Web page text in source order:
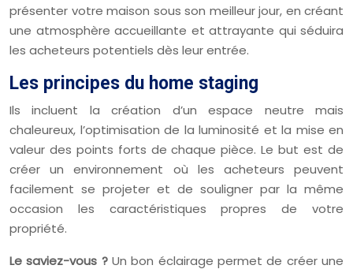
présenter votre maison sous son meilleur jour, en créant
une atmosphère accueillante et attrayante qui séduira
les acheteurs potentiels dès leur entrée.
Les principes du home staging
Ils incluent la création d’un espace neutre mais
chaleureux, l’optimisation de la luminosité et la mise en
valeur des points forts de chaque pièce. Le but est de
créer un environnement où les acheteurs peuvent
facilement se projeter et de souligner par la même
occasion les caractéristiques propres de votre
propriété.
Le saviez-vous ?Un bon éclairage permet de créer une